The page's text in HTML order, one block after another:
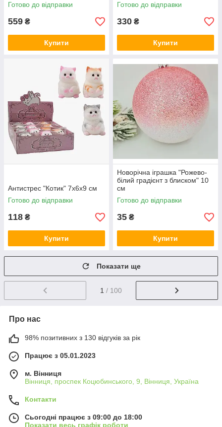
Готово до відправки
559 ₴
Купити
Готово до відправки
330 ₴
Купити
Антистрес "Котик" 7х6х9 см
Готово до відправки
118 ₴
Купити
Новорічна іграшка "Рожево-
білий градієнт з блиском" 10
см
Готово до відправки
35 ₴
Купити
Показати ще
1 / 100
Про нас
98% позитивних з 130 відгуків за рік
Працює з 05.01.2023
м. Вінниця
Вінниця, проспек Коцюбинського, 9, Вінниця, Україна
Контакти
Сьогодні працює з 09:00 до 18:00
Показати весь графік роботи